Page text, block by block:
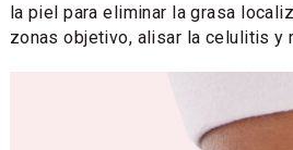
la piel para eliminar la grasa
zonas objetivo, alisar la celulitis y